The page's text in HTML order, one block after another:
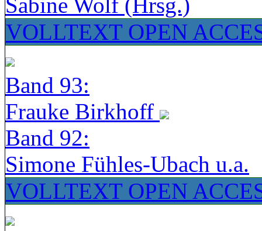
VOLLTEXT OPEN
Band 93:
Frauke Birkhoff
Band 92:
Simone Fühles-Ubach u.a.
VOLLTEXT OPEN